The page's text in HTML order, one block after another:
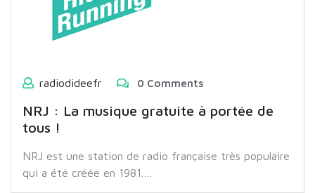
radiodideefr 0 Comments
NRJ : La musique gratuite à portée de
tous !
NRJ est une station de radio française très populaire
qui a été créée en 1981.…